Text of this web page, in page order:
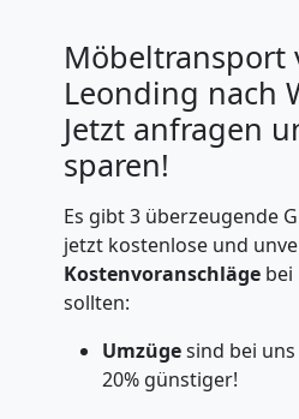
Möbeltransport
Leonding nach
Jetzt anfragen
sparen!
Es gibt 3 überzeugende
jetzt kostenlose und
Kostenvoranschlägebei
sollten:
Umzügesind bei
20% günstiger!